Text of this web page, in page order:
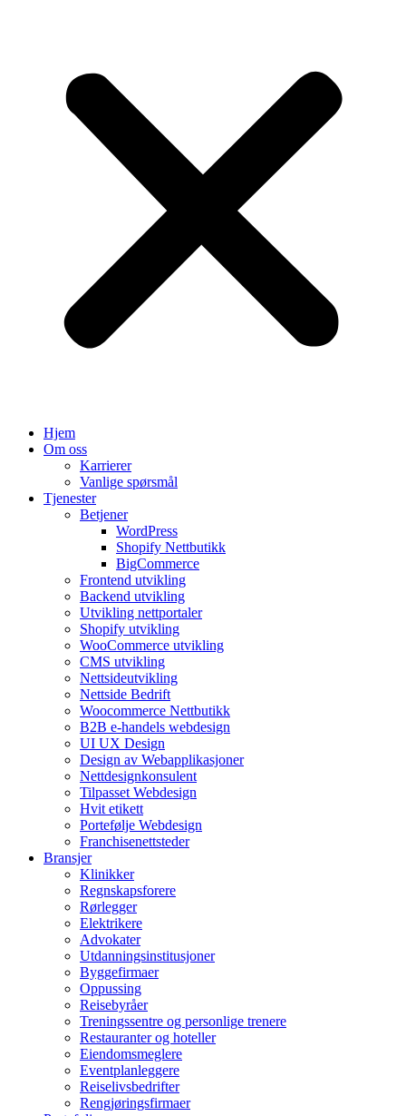
Hjem
Om oss
Karrierer
Vanlige spørsmål
Tjenester
Betjener
WordPress
Shopify Nettbutikk
BigCommerce
Frontend utvikling
Backend utvikling
Utvikling nettportaler
Shopify utvikling
WooCommerce utvikling
CMS utvikling
Nettsideutvikling
Nettside Bedrift
Woocommerce Nettbutikk
B2B e-handels webdesign
UI UX Design
Design av Webapplikasjoner
Nettdesignkonsulent
Tilpasset Webdesign
Hvit etikett
Portefølje Webdesign
Franchisenettsteder
Bransjer
Klinikker
Regnskapsforere
Rørlegger
Elektrikere
Advokater
Utdanningsinstitusjoner
Byggefirmaer
Oppussing
Reisebyråer
Treningssentre og personlige trenere
Restauranter og hoteller
Eiendomsmeglere
Eventplanleggere
Reiselivsbedrifter
Rengjøringsfirmaer